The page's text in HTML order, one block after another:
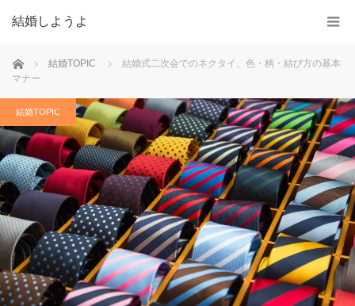
結婚しようよ
ホーム 結婚TOPIC
結婚式二次会でのネクタイ。色・柄・結び方の基本
マナー
結婚TOPIC